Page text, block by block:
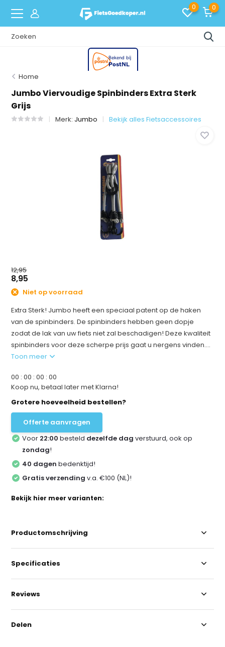
0 0
Home
Jumbo Viervoudige Spinbinders Extra Sterk
Grijs
Merk: Jumbo Bekijk alles Fietsaccessoires
12,95
8,95
Niet op voorraad
Extra Sterk! Jumbo heeft een speciaal patent op de haken
van de spinbinders. De spinbinders hebben geen dopje
zodat de lak van uw fiets niet zal beschadigen! Deze kwaliteit
spinbinders voor deze scherpe prijs gaat u nergens vinden....
Toon meer
00 :00 :00 :00
Koop nu, betaal later met Klarna!
Grotere hoeveelheid bestellen?
Offerte aanvragen
Voor 22:00 besteld dezelfde dag verstuurd, ook op
zondag!
40 dagen bedenktijd!
Gratis verzending v.a. €100 (NL)!
Bekijk hier meer varianten:
Productomschrijving
Specificaties
Reviews
Delen